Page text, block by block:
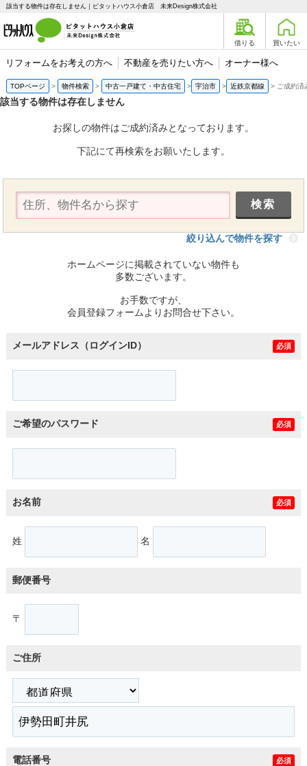
該当する物件は存在しません｜ピタットハウス小倉店 未来Design株式会社
借りる 買いたい
リフォームをお考えの方へ 不動産を売りたい方へ オーナー様へ
TOPページ 物件検索 中古一戸建て・中古住宅 宇治市 近鉄京都線 ご成約済
該当する物件は存在しません
お探しの物件はご成約済みとなっております。
下記にて再検索をお願いたします。
絞り込んで物件を探す
ホームページに掲載されていない物件も
多数ございます。
お手数ですが、
会員登録フォームよりお問合せ下さい。
メールアドレス（ログインID） 必須
ご希望のパスワード 必須
お名前 必須
姓 名
郵便番号
〒
ご住所
電話番号 必須